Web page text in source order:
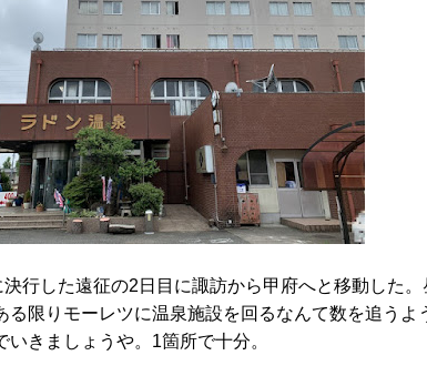
決行した遠征の2日目に諏訪から甲府へと移動した
る限りモーレツに温泉施設を回るなんて数を追う
いきましょうや。1箇所で十分。